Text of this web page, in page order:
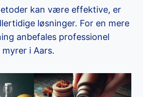
kan være effektive, er
løsninger. For en mere
anbefales professionel
i Aars.